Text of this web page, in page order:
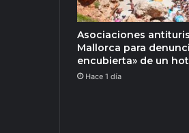
Asociaciones
Mallorca para
encubierta» de un
Hace 1 día